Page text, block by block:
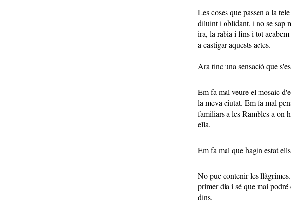
Les coses que passen a la
diluint i oblidant, i no se sap
ira, la rabia i fins i tot
a castigar aquests actes.
Ara tinc una sensació que
Em fa mal veure el mosaic
la meva ciutat. Em fa mal
familiars a les Rambles a on
ella.
Em fa mal que hagin estat
No puc contenir les
primer dia i sé que mai podré
dins.